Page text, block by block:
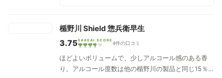
楯野川 Shield 惣兵衛早生
3.75SAKEAI SCORE 4件の口コミ
ほどよいボリュームで、少しアルコール感のある香
り。アルコール度数は他の楯野川の製品と同じ15％